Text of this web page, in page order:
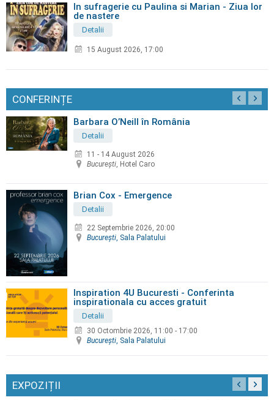
In sufragerie cu Paulina si Marian - Ziua lor
de nastere
Detalii
15 August 2026, 17:00
CONFERINȚE
Barbara O’Neill în România
Detalii
11 - 14 August 2026
Bucureşti , Hotel Caro
Brian Cox - Emergence
Detalii
22 Septembrie 2026, 20:00
Bucureşti , Sala Palatului
Inspiration 4U Bucuresti - Conferinta
inspirationala cu acces gratuit
Detalii
30 Octombrie 2026, 11:00 - 17:00
Bucureşti, Sala Palatului
EXPOZIȚII